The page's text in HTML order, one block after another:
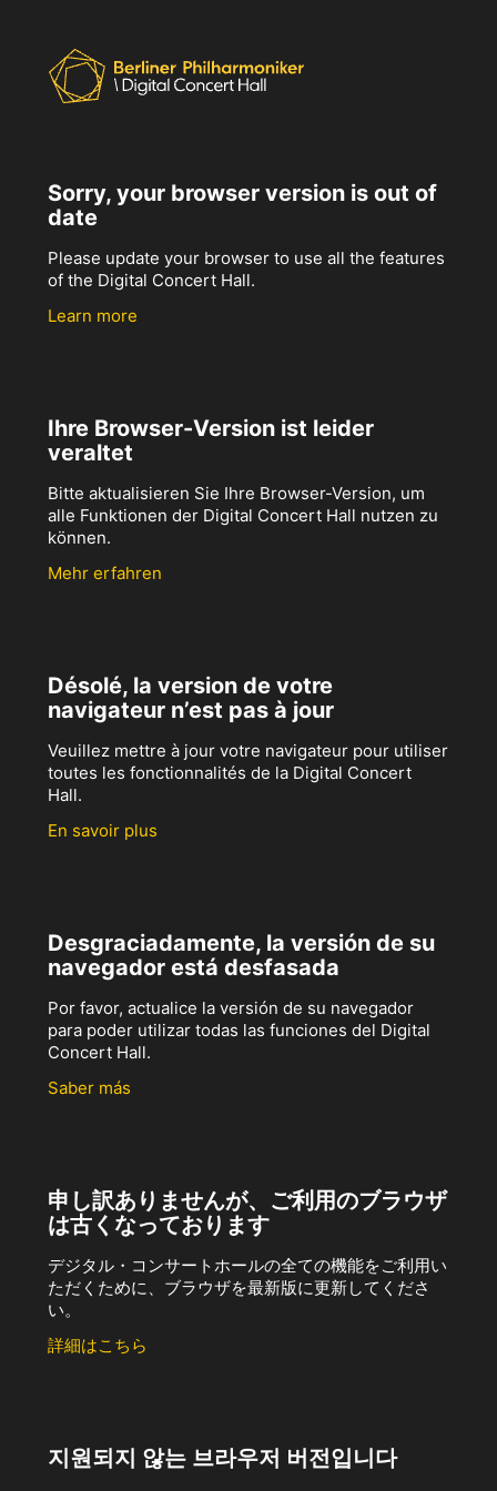
Sorry, your browser version is out of
date
Please update your browser to use all the features
of the Digital Concert Hall.
Learn more
Ihre Browser-Version ist leider
veraltet
Bitte aktualisieren Sie Ihre Browser-Version, um
alle Funktionen der Digital Concert Hall nutzen zu
können.
Mehr erfahren
Désolé, la version de votre
navigateur n’est pas à jour
Veuillez mettre à jour votre navigateur pour utiliser
toutes les fonctionnalités de la Digital Concert
Hall.
En savoir plus
Desgraciadamente, la versión de su
navegador está desfasada
Por favor, actualice la versión de su navegador
para poder utilizar todas las funciones del Digital
Concert Hall.
Saber más
申し訳ありませんが、ご利用のブラウザ
は古くなっております
デジタル・コンサートホールの全ての機能をご利用い
ただくために、ブラウザを最新版に更新してくださ
い。
詳細はこちら
지원되지 않는 브라우저 버전입니다